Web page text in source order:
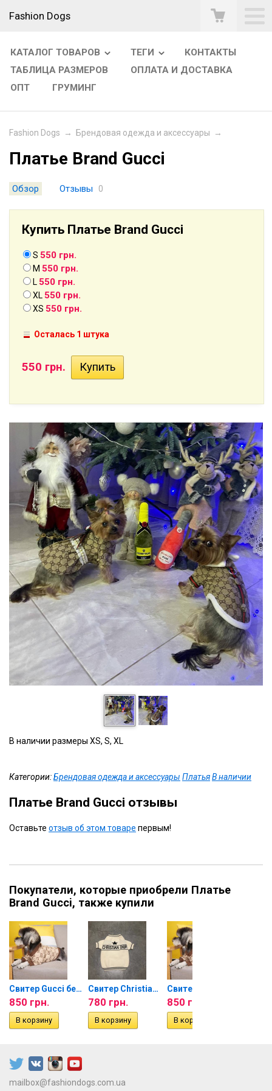
Fashion Dogs
КАТАЛОГ ТОВАРОВ ТЕГИ
КОНТАКТЫ
ТАБЛИЦА РАЗМЕРОВ
ОПЛАТА И ДОСТАВКА
ОПТ
ГРУМИНГ
Fashion Dogs → Брендовая одежда и аксессуары →
Платье Brand Gucci
Обзор Отзывы 0
Купить Платье Brand Gucci
S 550 грн.
M 550 грн.
L 550 грн.
XL 550 грн.
XS 550 грн.
Осталась 1 штука
550 грн.
В наличии размеры XS, S, XL
Категории:Брендовая одежда и аксессуары ПлатьяВ наличии
Платье Brand Gucci отзывы
Оставьте отзыв об этом товаре первым!
Покупатели, которые приобрели Платье
Brand Gucci, также купили
Свитер Gucci беж/розовый
850 грн.
Свитер Christian Dior белый
780 грн. 850 грн.
mailbox@fashiondogs.com.ua